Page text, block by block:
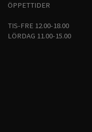
ÖPPETTIDER
TIS-FRE 12.00-18.00
LÖRDAG 11.00-15.00